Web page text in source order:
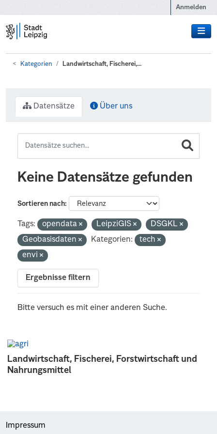
Anmelden
Kategorien Landwirtschaft, Fischerei,...
Landwirtschaft, Fischerei, Forstwirtschaft und
Nahrungsmittel
Datensätze Über uns
Keine Datensätze gefunden
Sortieren nach
Tags: opendata LeipziGIS
DSGKL
Geobasisdaten
Kategorien:
tech
envi
Ergebnisse filtern
Bitte versuch es mit einer anderen Suche.
Impressum